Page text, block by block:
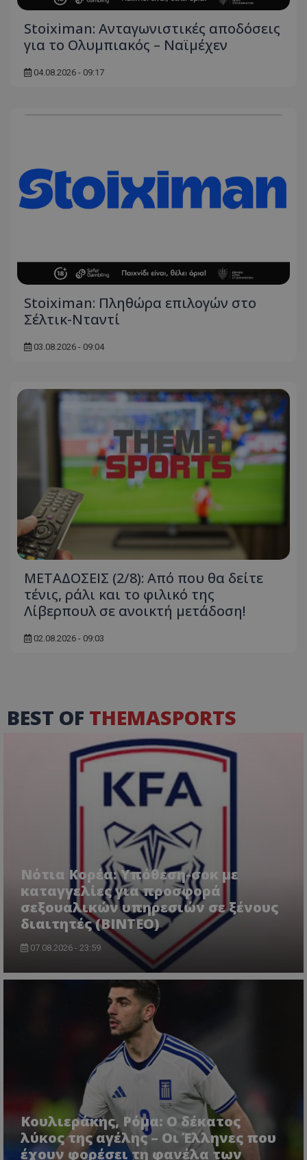
Stoiximan: Ανταγωνιστικές αποδόσεις
για το Ολυμπιακός – Ναϊμέχεν
04.08.2026 - 09:17
Stoiximan: Πληθώρα επιλογών στο
Σέλτικ-Νταντί
03.08.2026 - 09:04
ΜΕΤΑΔΟΣΕΙΣ (2/8): Από που θα δείτε
τένις, ράλι και το φιλικό της
Λίβερπουλ σε ανοικτή μετάδοση!
02.08.2026 - 09:03
BEST OF THEMASPORTS
Νότια Κορέα: Υπόθεση-σοκ με
καταγγελίες για προσφορά
σεξουαλικών υπηρεσιών σε ξένους
διαιτητές (BINTEO)
07.08.2026 - 23:59
Κουλιεράκης, Ρόμα: Ο δέκατος
λύκος της αγέλης – Οι Έλληνες που
έχουν φορέσει τη φανέλα των